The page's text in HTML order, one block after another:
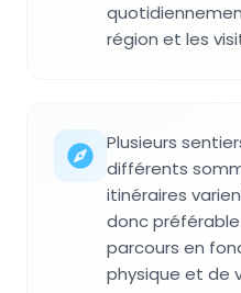
région et les
Plusieurs
différents
itinéraires
donc
parcours en
physique et de